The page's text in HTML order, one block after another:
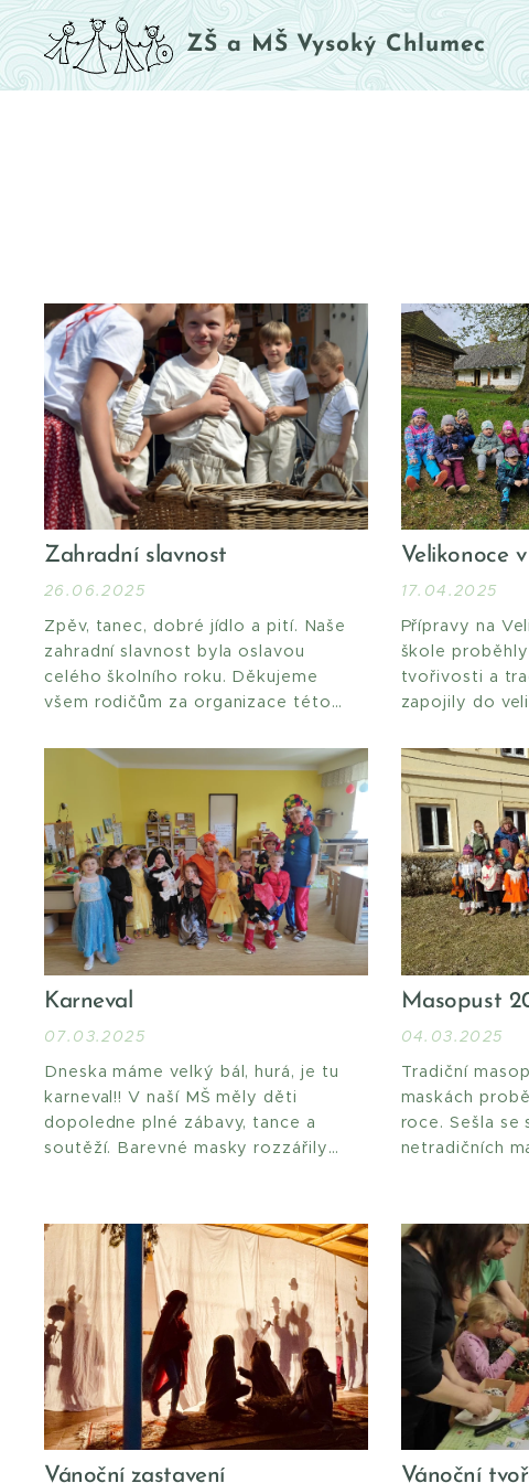
ZŠ a MŠ Vysoký Chlumec
Zahradní slavnost
26.06.2025
Zpěv, tanec, dobré jídlo a pití. Naše
zahradní slavnost byla oslavou
celého školního roku. Děkujeme
všem rodičům za organizace této
přišli.
Velikonoce
17.04.2025
Přípravy na
škole
tvořivosti a
zapojily do
koledování.
dobroty, ale
všech, které
hezké
Karneval
07.03.2025
Dneska máme velký bál, hurá, je tu
karneval!! V naší MŠ měly děti
dopoledne plné zábavy, tance a
soutěží. Barevné masky rozzářily
Masopust
04.03.2025
Tradiční
maskách
roce. Sešla se
netradičních
Vánoční zastavení Vánoční